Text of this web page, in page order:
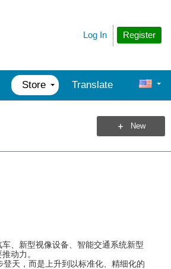
Register
Log In
Store Translate
New
、新型视像设备、智能交通系统新型
动力。
天，而是上升到以标准化、精细化的